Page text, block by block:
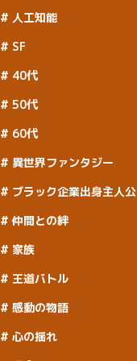
人工知能
SF
40代
50代
60代
異世界ファンタジー
ブラック企業出身主人公
仲間との絆
家族
王道バトル
感動の物語
心の揺れ